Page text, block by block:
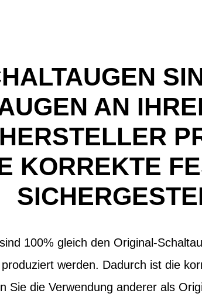
AN
KORREKTE
100% gleich den Original-
werden. Dadurch ist die
Sie die Verwendung anderer als